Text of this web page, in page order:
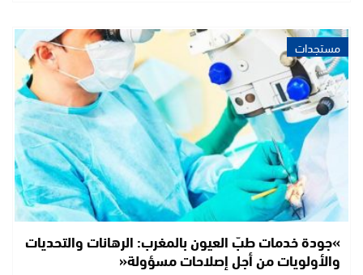
مستجدات
»جودة خدمات طبّ العيون بالمغرب: الرهانات والتحديات
والأولويات من أجل إصلاحات مسؤولة«